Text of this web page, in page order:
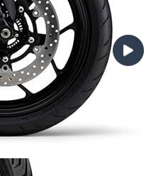
マジェスティ125Fi
1千円
08/06 07:53に売れました！